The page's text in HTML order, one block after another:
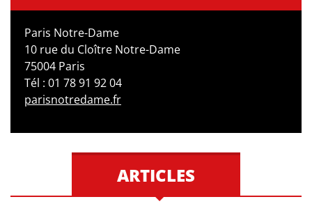
Paris Notre-Dame
10 rue du Cloître Notre-Dame
75004 Paris
Tél : 01 78 91 92 04
parisnotredame.fr
ARTICLES